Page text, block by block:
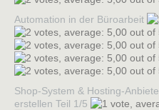
Automation in der Büroarbeit
Shop-System & Hosting-
erstellen Teil 1/5